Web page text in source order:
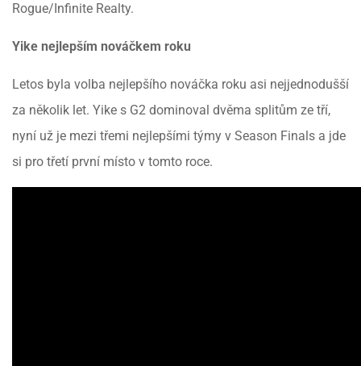
Rogue/Infinite Realty.
Yike nejlepším nováčkem roku
Letos byla volba nejlepšího nováčka roku asi nejjednodušší
za několik let. Yike s G2 dominoval dvěma splitům ze tří,
nyní už je mezi třemi nejlepšími týmy v Season Finals a jde
si pro třetí první místo v tomto roce.